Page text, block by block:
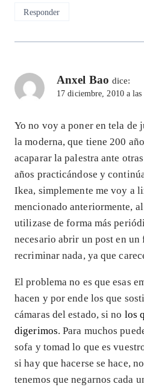
Responder
Anxel Bao dice:
17 diciembre, 2010 a las
Yo no voy a poner en tela de
la moderna, que tiene 200
acaparar la palestra ante
años practicándose y
Ikea, simplemente me voy a
mencionado anteriormente,
utilizase de forma más
necesario abrir un post en
recriminar nada, ya que
El problema no es que esas
hacen y por ende los que
cámaras del estado, si no los
digerimos. Para muchos
sofa y tomad lo que es
si hay que hacerse se hace,
tenemos que negarnos cada